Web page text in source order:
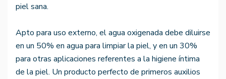
piel sana.
Apto para uso externo, el agua oxigenada debe diluirse
en un 50% en agua para limpiar la piel, y en un 30%
para otras aplicaciones referentes a la higiene íntima
de la piel. Un producto perfecto de primeros auxilios